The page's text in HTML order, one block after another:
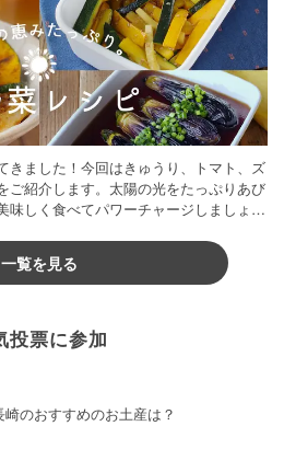
きました！今回はきゅうり、トマト、ズ
ご紹介します。太陽の光をたっぷりあび
味しく食べてパワーチャージしましょう
一覧を見る
投票に参加
崎のおすすめのお土産は？